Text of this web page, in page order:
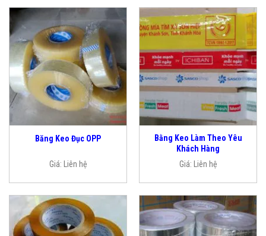
Băng Keo Đục OPP
Giá: Liên hệ
Bằng Keo Làm Theo Yêu
Khách Hàng
Giá: Liên hệ